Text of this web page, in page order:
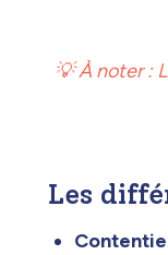
💡 À noter :
Les